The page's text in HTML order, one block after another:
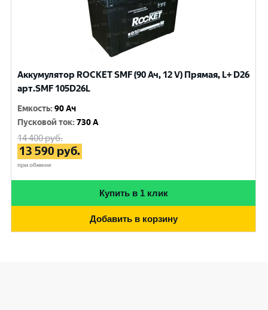
Аккумулятор ROCKET SMF (90 Ач, 12 V) Прямая, L+ D26
арт.SMF 105D26L
Емкость:90 Ач
Пусковой ток:730 A
14 400руб.
13 590 руб.
при обмене
Купить в 1 клик
Добавить в корзину